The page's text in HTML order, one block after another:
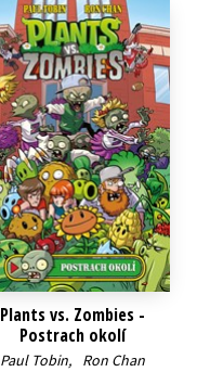
Plants vs. Zombies -
Postrach okolí
Paul Tobin, Ron Chan